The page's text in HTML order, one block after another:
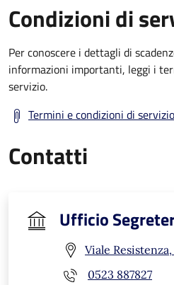
Condizioni di
Per conoscere i dettagli di
informazioni importanti, leggi i
servizio.
Termini e condizioni di servizio
Contatti
Ufficio
Viale
0523 887827